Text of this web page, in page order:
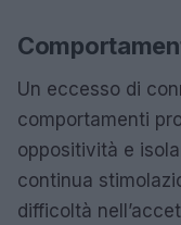
Un eccesso di
comportamenti
oppositività e
continua
difficoltà